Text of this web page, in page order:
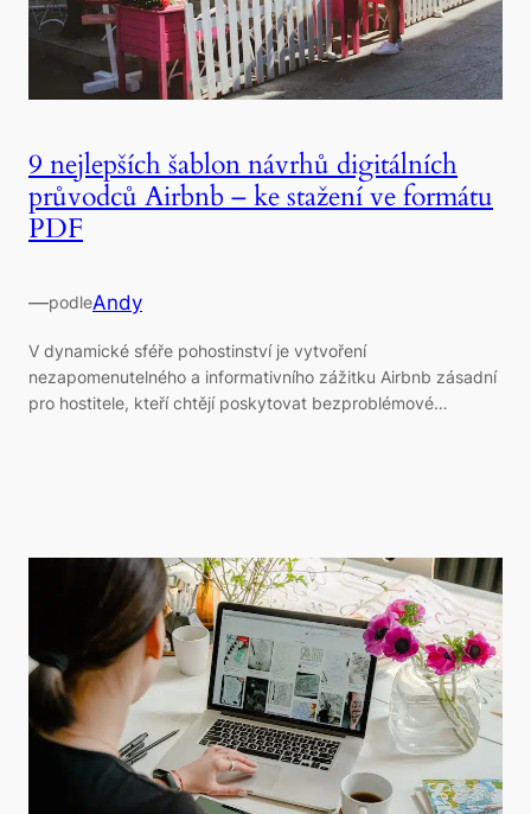
9 nejlepších šablon návrhů digitálních
průvodců Airbnb – ke stažení ve formátu
PDF
—podleAndy
V dynamické sféře pohostinství je vytvoření
nezapomenutelného a informativního zážitku Airbnb zásadní
pro hostitele, kteří chtějí poskytovat bezproblémové…